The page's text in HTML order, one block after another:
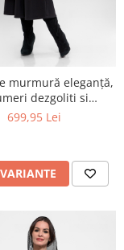
murmură eleganță,
dezgoliti si
zebră
699,95 Lei